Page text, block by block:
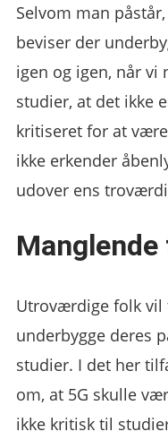
Selvom man
beviser der
igen og igen, når
studier, at det ikke
kritiseret for at
ikke erkender
udover ens
Utroværdige folk vil
underbygge deres
studier. I det her
om, at 5G skulle
ikke kritisk til